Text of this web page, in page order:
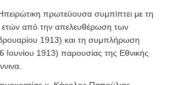
πρωτεύουσα συμπίπτει με τη
από την απελευθέρωση των
1913) και τη συμπλήρωση
Ιουνίου 1913) παρουσίας της Εθνικής